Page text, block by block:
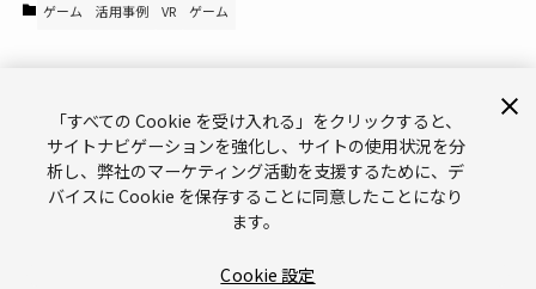
ゲーム 活用事例 VR ゲーム
ブランドガイドライン（英語）
プライバシーポリシー（英語）
「すべての Cookie を受け入れる」をクリックすると、
サイトナビゲーションを強化し、サイトの使用状況を分
析し、弊社のマーケティング活動を支援するために、デ
バイスに Cookie を保存することに同意したことになり
ます。
Cookie 設定